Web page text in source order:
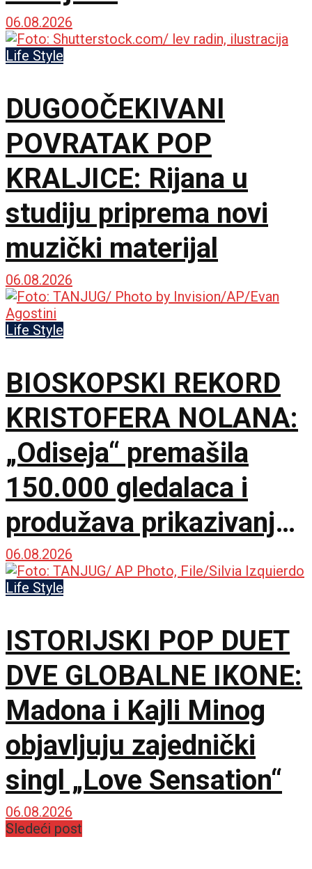
06.08.2026
Life Style
DUGOOČEKIVANI
POVRATAK POP
KRALJICE: Rijana u
studiju priprema novi
muzički materijal
06.08.2026
Life Style
BIOSKOPSKI REKORD
KRISTOFERA NOLANA:
„Odiseja“ premašila
150.000 gledalaca i
produžava prikazivanje
u IMAX dvorani
06.08.2026
Life Style
ISTORIJSKI POP DUET
DVE GLOBALNE IKONE:
Madona i Kajli Minog
objavljuju zajednički
singl „Love Sensation“
06.08.2026
Sledeći post